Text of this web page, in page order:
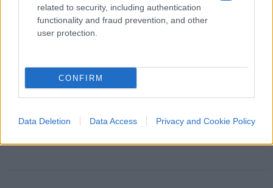
related to security, including authentication
functionality and fraud prevention, and other
user protection.
CONFIRM
Data Deletion Data Access Privacy and Cookie Policy
SEDUTE SATIRICHE